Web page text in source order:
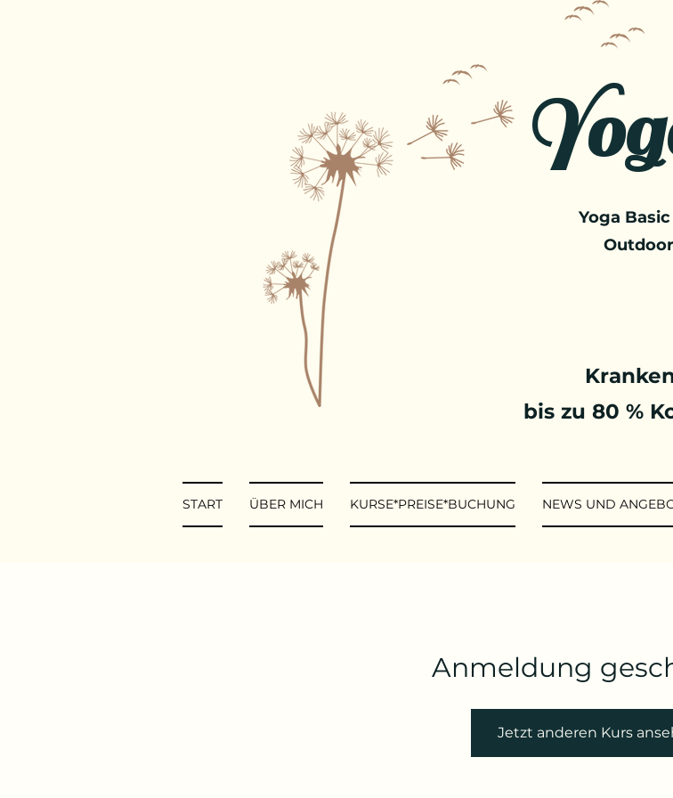
Yoga
bis zu 80 %
START ÜBER MICH KURSE*PREISE*BUCHUNG NEWS UND
Anmeldung
Jetzt anderen Kurs